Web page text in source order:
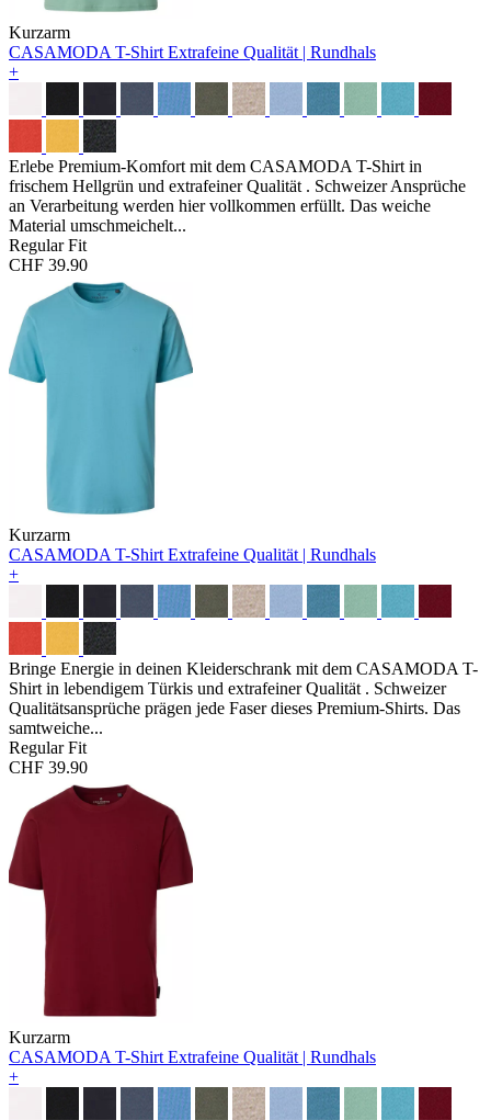
Kurzarm
CASAMODA T-Shirt Extrafeine Qualität | Rundhals
+
Erlebe Premium-Komfort mit dem CASAMODA T-Shirt in
frischem Hellgrün und extrafeiner Qualität . Schweizer Ansprüche
an Verarbeitung werden hier vollkommen erfüllt. Das weiche
Material umschmeichelt...
Regular Fit
CHF 39.90
Kurzarm
CASAMODA T-Shirt Extrafeine Qualität | Rundhals
+
Bringe Energie in deinen Kleiderschrank mit dem CASAMODA T-
Shirt in lebendigem Türkis und extrafeiner Qualität . Schweizer
Qualitätsansprüche prägen jede Faser dieses Premium-Shirts. Das
samtweiche...
Regular Fit
CHF 39.90
Kurzarm
CASAMODA T-Shirt Extrafeine Qualität | Rundhals
+